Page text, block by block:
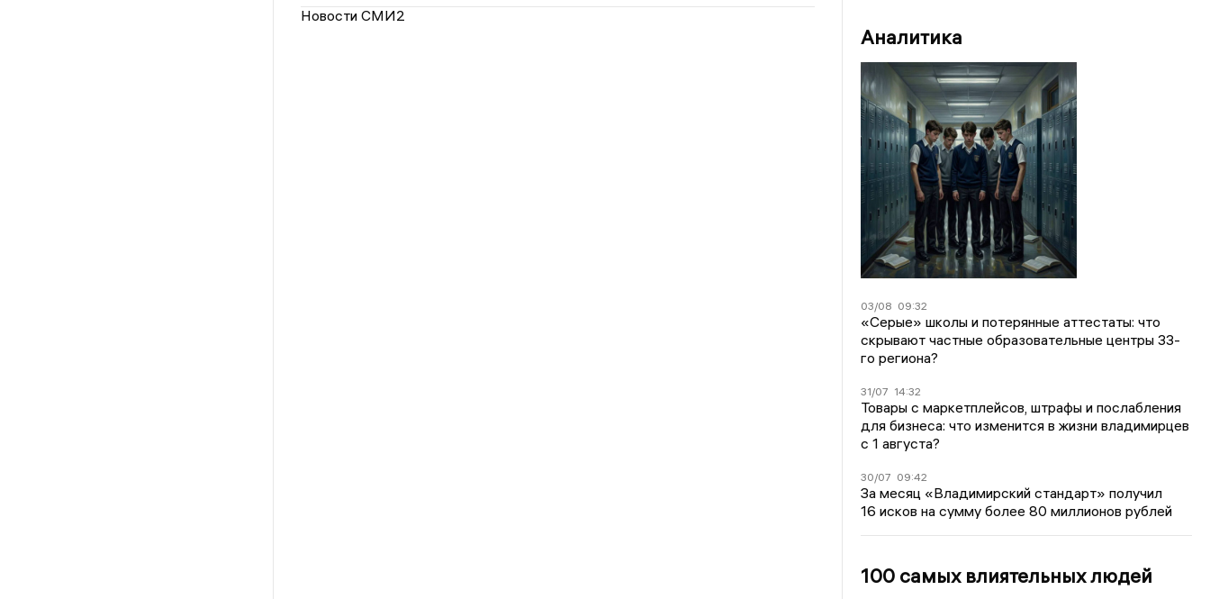
Новости СМИ2
Аналитика
03/08 09:32
«Серые» школы и потерянные аттестаты: что
скрывают частные образовательные центры 33-
го региона?
31/07 14:32
Товары с маркетплейсов, штрафы и послабления
для бизнеса: что изменится в жизни владимирцев
с 1 августа?
30/07 09:42
За месяц «Владимирский стандарт» получил
16 исков на сумму более 80 миллионов рублей
100 самых влиятельных людей